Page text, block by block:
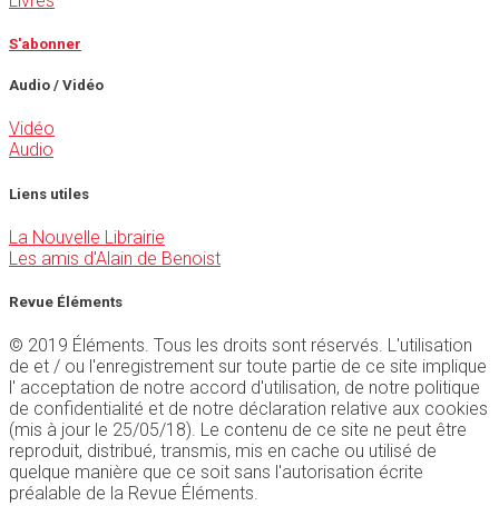
S'abonner
Audio / Vidéo
Vidéo
Audio
Liens utiles
La Nouvelle Librairie
Les amis d'Alain de Benoist
Revue Éléments
© 2019 Éléments. Tous les droits sont réservés. L'utilisation
de et / ou l'enregistrement sur toute partie de ce site implique
l' acceptation de notre accord d'utilisation, de notre politique
de confidentialité et de notre déclaration relative aux cookies
(mis à jour le 25/05/18). Le contenu de ce site ne peut être
reproduit, distribué, transmis, mis en cache ou utilisé de
quelque manière que ce soit sans l'autorisation écrite
préalable de la Revue Éléments.